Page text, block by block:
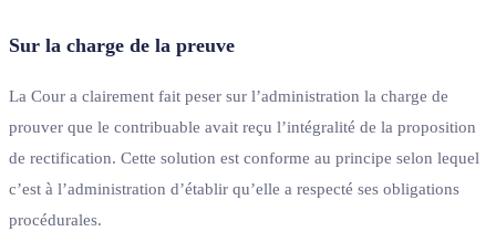
Sur la charge de la preuve
La Cour a clairement fait peser sur l’administration la charge de
prouver que le contribuable avait reçu l’intégralité de la proposition
de rectification. Cette solution est conforme au principe selon lequel
c’est à l’administration d’établir qu’elle a respecté ses obligations
procédurales.